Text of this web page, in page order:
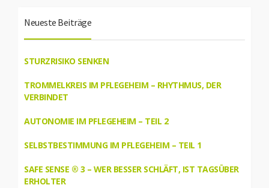
Neueste Beiträge
STURZRISIKO SENKEN
TROMMELKREIS IM PFLEGEHEIM – RHYTHMUS, DER
VERBINDET
AUTONOMIE IM PFLEGEHEIM – TEIL 2
SELBSTBESTIMMUNG IM PFLEGEHEIM – TEIL 1
SAFE SENSE ® 3 – WER BESSER SCHLÄFT, IST TAGSÜBER
ERHOLTER